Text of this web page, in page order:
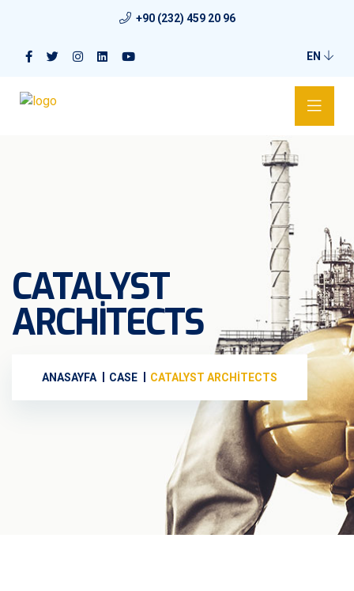
+90 (232) 459 20 96
EN
CATALYST
ARCHITECTS
ANASAYFA CASE CATALYST ARCHITECTS